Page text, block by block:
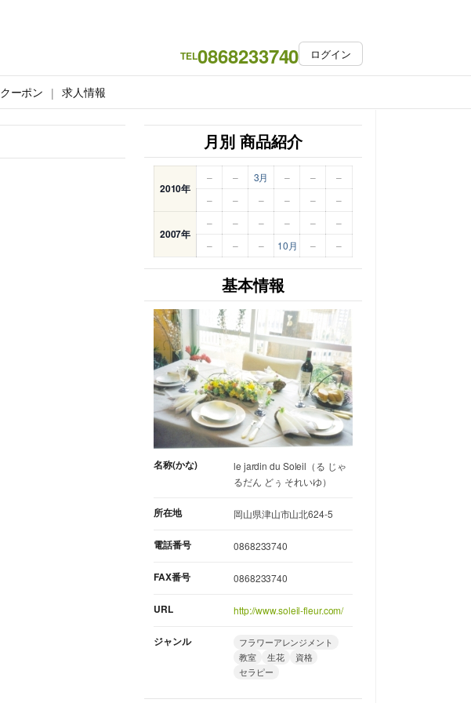
TEL0868233740 ログイン
クーポン 求人情報
月別 商品紹介
2010年
– – 3月 – –
–
–
– – – – –
2007年
– – – – –
–
–
– – 10月 – –
基本情報
名称(かな)
le jardin du Soleil（る じゃ
るだん どぅ それいゆ）
所在地 岡山県津山市山北624-5
電話番号 0868233740
FAX番号 0868233740
URL http://www.soleil-fleur.com/
ジャンル
フラワーアレンジメント
教室
生花
資格
セラピー